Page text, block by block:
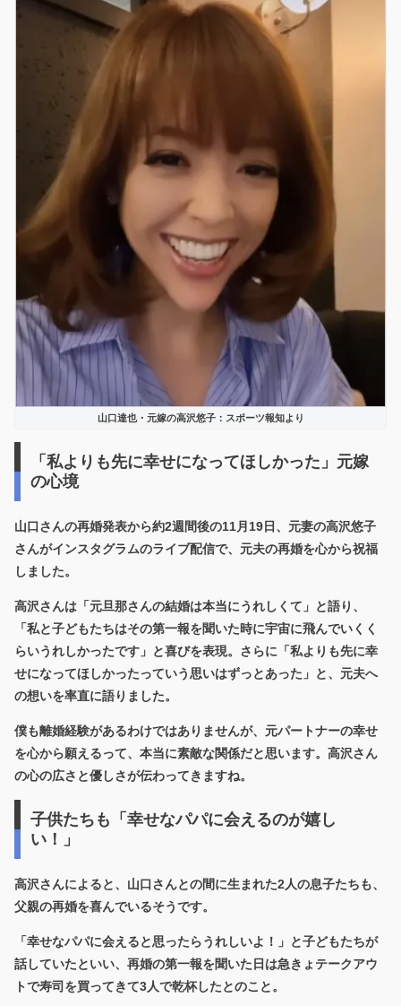
山口達也・元嫁の高沢悠子：スポーツ報知より
「私よりも先に幸せになってほしかった」元嫁
の心境
山口さんの再婚発表から約2週間後の11月19日、元妻の高沢悠子
さんがインスタグラムのライブ配信で、元夫の再婚を心から祝福
しました。
高沢さんは「元旦那さんの結婚は本当にうれしくて」と語り、
「私と子どもたちはその第一報を聞いた時に宇宙に飛んでいくく
らいうれしかったです」 と喜びを表現。さらに「私よりも先に幸
せになってほしかったっていう思いはずっとあった」と、元夫へ
の想いを率直に語りました。
僕も離婚経験があるわけではありませんが、元パートナーの幸せ
を心から願えるって、本当に素敵な関係だと思います。高沢さん
の心の広さと優しさが伝わってきますね。
子供たちも「幸せなパパに会えるのが嬉し
い！」
高沢さんによると、山口さんとの間に生まれた2人の息子たちも、
父親の再婚を喜んでいるそうです。
「幸せなパパに会えると思ったらうれしいよ！」と子どもたちが
話していたといい、再婚の第一報を聞いた日は急きょテークアウ
トで寿司を買ってきて3人で乾杯したとのこと。